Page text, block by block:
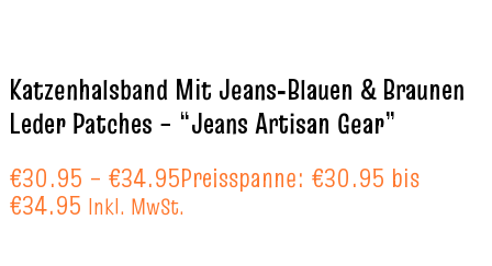
Katzenhalsband Mit Jeans‑Blauen & Braunen
Leder Patches – “Jeans Artisan Gear”
€30.95 – €34.95Preisspanne: €30.95 bis
€34.95 Inkl. MwSt.